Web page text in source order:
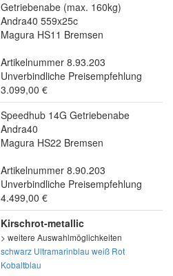
Getriebenabe (max. 160kg)
Andra40 559x25c
Magura HS11 Bremsen
Artikelnummer 8.93.203
Unverbindliche Preisempfehlung
3.099,00 €
Speedhub 14G Getriebenabe
Andra40
Magura HS22 Bremsen
Artikelnummer 8.90.203
Unverbindliche Preisempfehlung
4.499,00 €
Kirschrot-metallic
> weitere Auswahlmöglichkeiten
schwarz Ultramarinblau weiß Rot
Kobaltblau